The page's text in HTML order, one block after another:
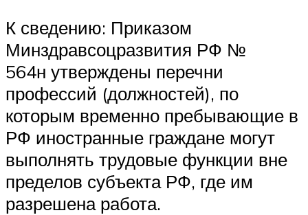
К сведению: Приказом
Минздравсоцразвития РФ №
564н утверждены перечни
профессий (должностей), по
которым временно пребывающие в
РФ иностранные граждане могут
выполнять трудовые функции вне
пределов субъекта РФ, где им
разрешена работа.